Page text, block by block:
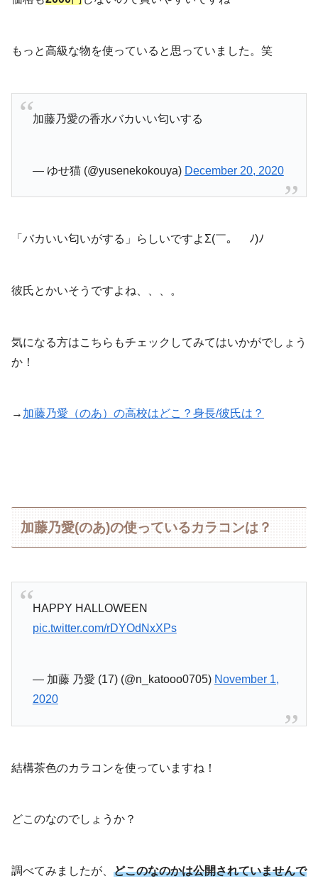
もっと高級な物を使っていると思っていました。笑
加藤乃愛の香水バカいい匂いする
— ゆせ猫 (@yusenekokouya) December 20, 2020
「バカいい匂いがする」らしいですよΣ(￣。￣ﾉ)ﾉ
彼氏とかいそうですよね、、、。
気になる方はこちらもチェックしてみてはいかがでしょう
か！
→ 加藤乃愛（のあ）の高校はどこ？身長/彼氏は？
加藤乃愛(のあ)の使っているカラコンは？
HAPPY HALLOWEEN
pic.twitter.com/rDYOdNxXPs
— 加藤 乃愛 (17) (@n_katooo0705) November 1,
2020
結構茶色のカラコンを使っていますね！
どこのなのでしょうか？
調べてみましたが、 どこのなのかは公開されていませんで